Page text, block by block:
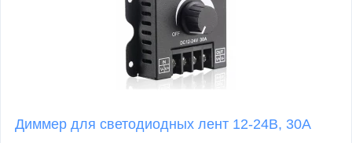
Диммер для светодиодных лент 12-24В, 30А